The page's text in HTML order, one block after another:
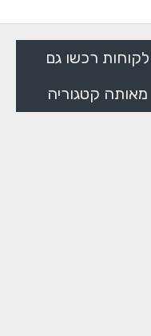
לקוחות רכשו גם
מאותה קטגוריה